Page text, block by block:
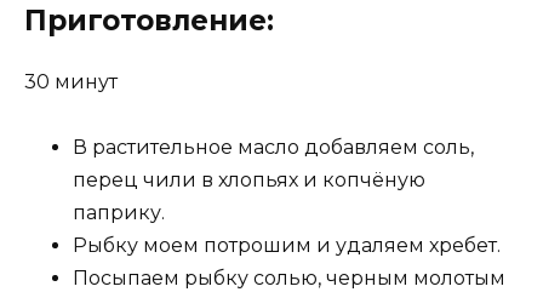
Приготовление:
30 минут
В растительное масло добавляем соль,
перец чили в хлопьях и копчёную
паприку.
Рыбку моем потрошим и удаляем хребет.
Посыпаем рыбку солью, черным молотым